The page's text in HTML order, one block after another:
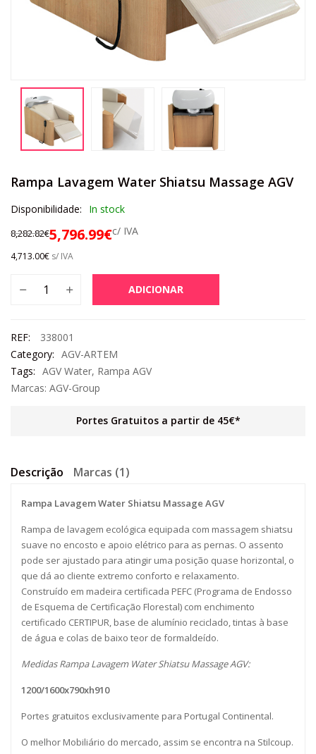
Rampa Lavagem Water Shiatsu Massage AGV
Disponibilidade: In stock
8,282.82€5,796.99€c/ IVA
4,713.00€ s/ IVA
ADICIONAR
REF:
338001
Category: AGV-ARTEM
Tags: AGV Water, Rampa AGV
Marcas: AGV-Group
Portes Gratuitos a partir de 45€*
Descrição Marcas (1)
Rampa Lavagem Water Shiatsu Massage AGV
Rampa de lavagem ecológica equipada com massagem shiatsu
suave no encosto e apoio elétrico para as pernas. O assento
pode ser ajustado para atingir uma posição quase horizontal, o
que dá ao cliente extremo conforto e relaxamento.
Construído em madeira certificada PEFC (Programa de Endosso
de Esquema de Certificação Florestal) com enchimento
certificado CERTIPUR, base de alumínio reciclado, tintas à base
de água e colas de baixo teor de formaldeído.
Medidas Rampa Lavagem Water Shiatsu Massage AGV:
1200/1600x790xh910
Portes gratuitos exclusivamente para Portugal Continental.
O melhor Mobiliário do mercado, assim se encontra na Stilcoup.